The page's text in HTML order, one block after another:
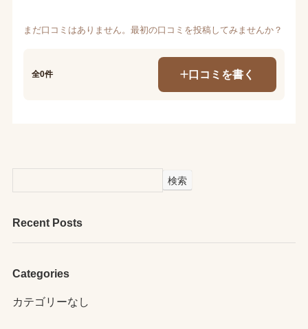
まだ口コミはありません。最初の口コミを投稿してみませんか？
全0件 口コミを書く
検索
Recent Posts
Categories
カテゴリーなし